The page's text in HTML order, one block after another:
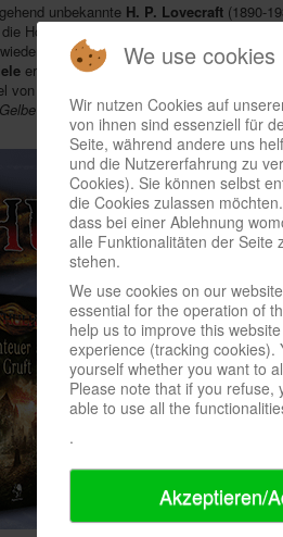
unbekannte H. P. Lovecraft (1890-
Horrorliteratur, Filme und auch Spiele
das Genre erst richtig salonfähig
erschienen: Im von Pegasus Press
"True Detective" lässt grüßen)
Zeichenvor einem übernatürlichen
We use cookies
Wir nutzen Cookies auf
von ihnen sind essenziell für
Seite, während andere uns
und die Nutzererfahrung zu
Cookies). Sie können selbst
die Cookies zulassen
dass bei einer Ablehnung
alle Funktionalitäten der Seite
stehen.
We use cookies on our
essential for the operation of
help us to improve this
experience (tracking cookies).
yourself whether you want to
Please note that if you refuse,
able to use all the
.
Akzeptieren/